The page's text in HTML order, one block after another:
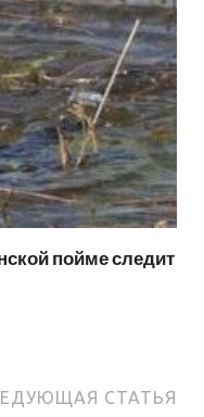
пойме следит
СТАТЬЯ